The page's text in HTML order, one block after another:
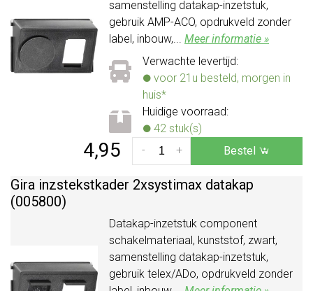
samenstelling datakap-inzetstuk,
gebruik AMP-ACO, opdrukveld zonder
label, inbouw,... Meer informatie »
Verwachte levertijd:
voor 21u besteld, morgen in
huis*
Huidige voorraad:
42 stuk(s)
4,95 +
- Bestel
Gira inzstekstkader 2xsystimax datakap
(005800)
Datakap-inzetstuk component
schakelmateriaal, kunststof, zwart,
samenstelling datakap-inzetstuk,
gebruik telex/ADo, opdrukveld zonder